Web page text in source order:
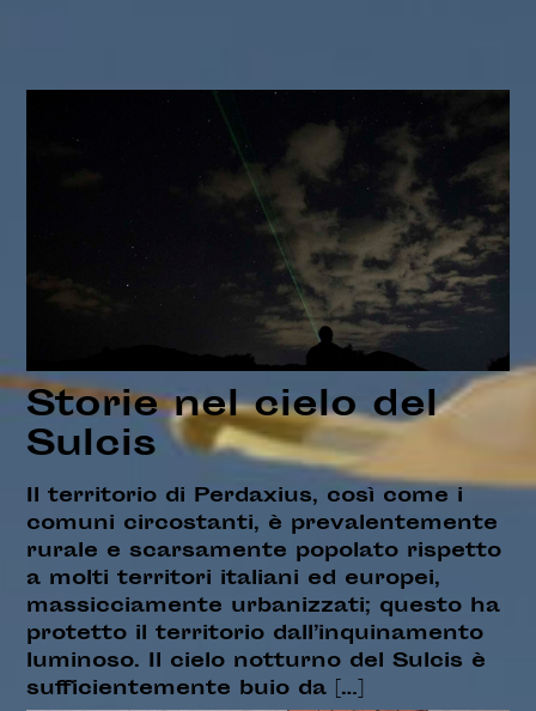
Storie nel cielo del
Sulcis
Il territorio di Perdaxius, così come i
comuni circostanti, è prevalentemente
rurale e scarsamente popolato rispetto
a molti territori italiani ed europei,
massicciamente urbanizzati; questo ha
protetto il territorio dall’inquinamento
luminoso. Il cielo notturno del Sulcis è
sufficientemente buio da […]